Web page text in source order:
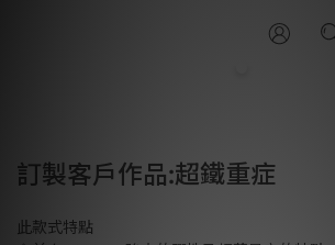
訂製客戶作品:超鐵重症
此款式特點